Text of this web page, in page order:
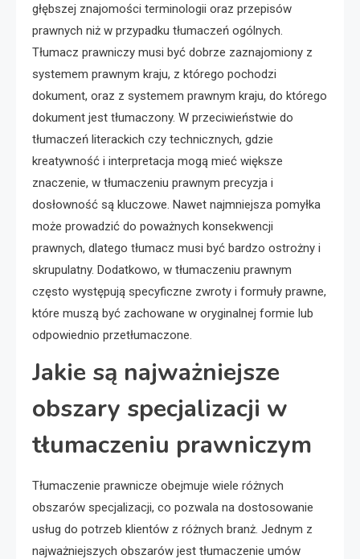
głębszej znajomości terminologii oraz przepisów
prawnych niż w przypadku tłumaczeń ogólnych.
Tłumacz prawniczy musi być dobrze zaznajomiony z
systemem prawnym kraju, z którego pochodzi
dokument, oraz z systemem prawnym kraju, do którego
dokument jest tłumaczony. W przeciwieństwie do
tłumaczeń literackich czy technicznych, gdzie
kreatywność i interpretacja mogą mieć większe
znaczenie, w tłumaczeniu prawnym precyzja i
dosłowność są kluczowe. Nawet najmniejsza pomyłka
może prowadzić do poważnych konsekwencji
prawnych, dlatego tłumacz musi być bardzo ostrożny i
skrupulatny. Dodatkowo, w tłumaczeniu prawnym
często występują specyficzne zwroty i formuły prawne,
które muszą być zachowane w oryginalnej formie lub
odpowiednio przetłumaczone.
Jakie są najważniejsze
obszary specjalizacji w
tłumaczeniu prawniczym
Tłumaczenie prawnicze obejmuje wiele różnych
obszarów specjalizacji, co pozwala na dostosowanie
usług do potrzeb klientów z różnych branż. Jednym z
najważniejszych obszarów jest tłumaczenie umów